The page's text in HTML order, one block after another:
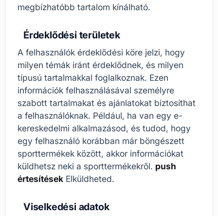
megbízhatóbb tartalom kínálható.
Érdeklődési területek
A felhasználók érdeklődési köre jelzi, hogy
milyen témák iránt érdeklődnek, és milyen
típusú tartalmakkal foglalkoznak. Ezen
információk felhasználásával személyre
szabott tartalmakat és ajánlatokat biztosíthat
a felhasználóknak. Például, ha van egy e-
kereskedelmi alkalmazásod, és tudod, hogy
egy felhasználó korábban már böngészett
sporttermékek között, akkor információkat
küldhetsz neki a sporttermékekről. push
értesítések Elküldheted.
Viselkedési adatok